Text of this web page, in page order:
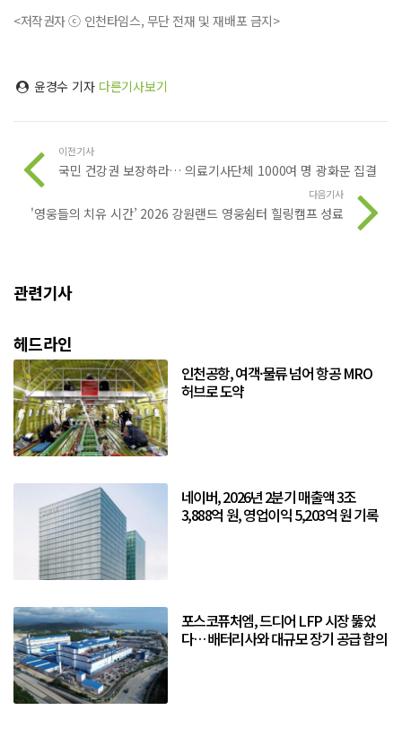
<저작권자 ⓒ 인천타임스, 무단 전재 및 재배포 금지>
윤경수 기자 다른기사보기
이전기사
국민 건강권 보장하라… 의료기사단체 1000여 명 광화문 집결
다음기사
'영웅들의 치유 시간’ 2026 강원랜드 영웅쉼터 힐링캠프 성료
관련기사
헤드라인
인천공항, 여객·물류 넘어 항공 MRO
허브로 도약
네이버, 2026년 2분기 매출액 3조
3,888억 원, 영업이익 5,203억 원 기록
포스코퓨처엠, 드디어 LFP 시장 뚫었
다… 배터리사와 대규모 장기 공급 합의